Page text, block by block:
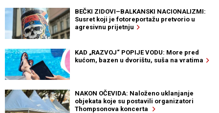
BEČKI ZIDOVI–BALKANSKI NACIONALIZMI:
Susret koji je fotoreportažu pretvorio u
agresivnu prijetnju
KAD „RAZVOJ“ POPIJE VODU: More pred
kućom, bazen u dvorištu, suša na vratima
NAKON OČEVIDA: Naloženo uklanjanje
objekata koje su postavili organizatori
Thompsonova koncerta